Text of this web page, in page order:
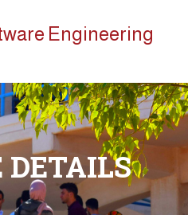
Engineering
DETAILS